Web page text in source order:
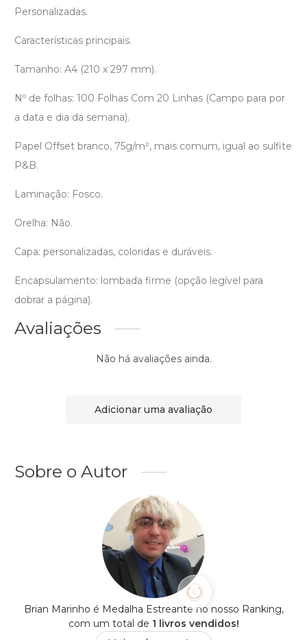
Personalizadas.
Características principais.
Tamanho: A4 (210 x 297 mm).
Nº de folhas: 100 Folhas Com 20 Linhas (Campo para por
a data e dia da semana).
Papel Offset branco, 75g/m², mais comum, igual ao sulfite
P&B.
Laminação: Fosco.
Orelha: Não.
Capa: personalizadas, coloridas e duráveis.
Encapsulamento: lombada firme (opção legível para
dobrar a página).
Avaliações
Não há avaliações ainda.
Adicionar uma avaliação
Sobre o Autor
Brian Marinho é Medalha Estreante no nosso Ranking,
com um total de 1 livros vendidos!